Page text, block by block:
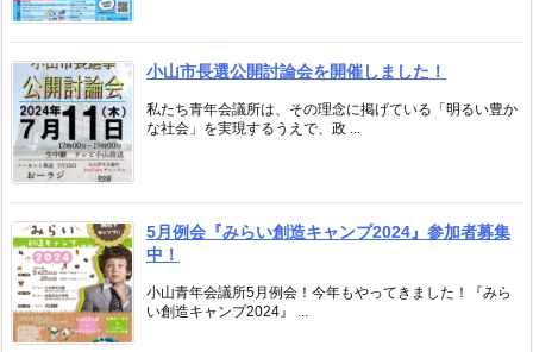
小山市長選公開討論会を開催しました！
私たち青年会議所は、その理念に掲げている「明るい豊か
な社会」を実現するうえで、政 ...
5月例会『みらい創造キャンプ2024』参加者募集
中！
小山青年会議所5月例会！今年もやってきました！『みら
い創造キャンプ2024』 ...